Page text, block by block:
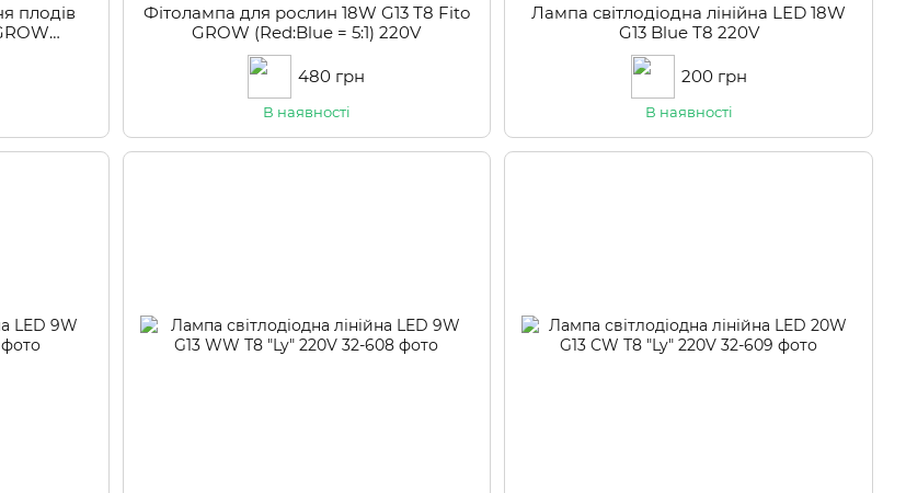
плодів
Фітолампа для рослин 18W G13 Т8 Fito
GROW (Red:Blue = 5:1) 220V
480 грн
В наявності
Лампа світлодіодна лінійна LED 18W
G13 Blue Т8 220V
200 грн
В наявності